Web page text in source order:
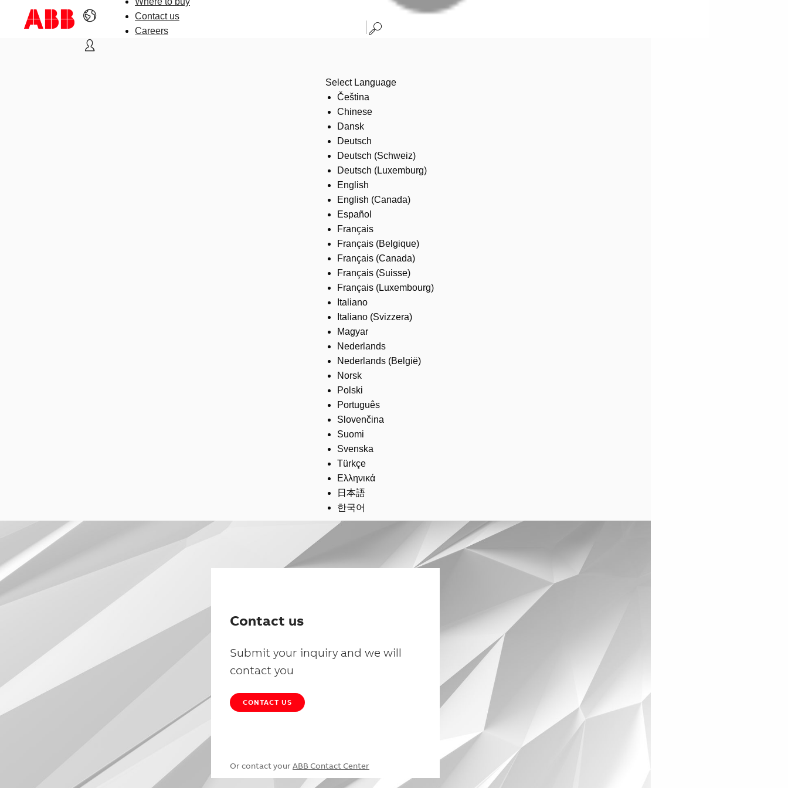
Contact us
Careers
Select Language
Čeština
Chinese
Dansk
Deutsch
Deutsch (Schweiz)
Deutsch (Luxemburg)
English
English (Canada)
Español
Français
Français (Belgique)
Français (Canada)
Français (Suisse)
Français (Luxembourg)
Italiano
Italiano (Svizzera)
Magyar
Nederlands
Nederlands (België)
Norsk
Polski
Português
Slovenčina
Suomi
Svenska
Türkçe
Ελληνικά
日本語
한국어
Contact us
Submit your inquiry and we will
contact you
CONTACT US
Or contact your ABB Contact Center